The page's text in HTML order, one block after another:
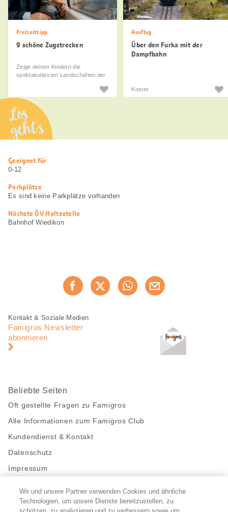
Freizeittipp
9 schöne Zugstrecken
Zeige deinen Kindern die
spektakulärsten Landschaften der
Ausflug
Über den Furka mit der
Dampfbahn
Kostet
Los
geht’s
Nützliche
Informationen
Geeignet für
0-12
Parkplätze
Es sind keine Parkplätze vorhanden
Nächste ÖV Haltestelle
Bahnhof Wiedikon
Jetzt weiterempfehlen
Fusszeile
Fusszeile
Navigation
Kontakt & Soziale Medien
Famigros Newsletter
abonnieren
Beliebte Seiten
Oft gestellte Fragen zu Famigros
Alle Informationen zum Famigros Club
Kundendienst & Kontakt
Datenschutz
Impressum
Bleibe mit uns in Kontakt
Wir und unsere Partner verwenden Cookies und ähnliche
Technologien, um unsere Dienste bereitzustellen, zu